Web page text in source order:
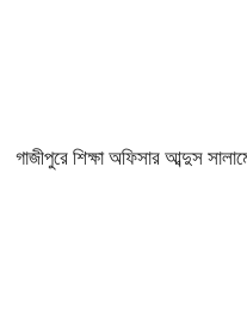
গাজীপুরে শিক্ষা অফিসার আব্দুস